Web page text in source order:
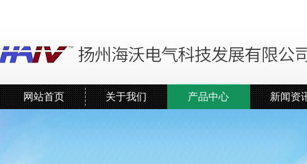
网站首页 关于我们 产品中心 新闻资